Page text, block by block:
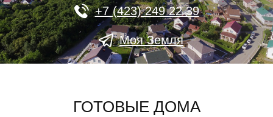
+7 (423) 249 22 39
Моя Земля
ГОТОВЫЕ ДОМА